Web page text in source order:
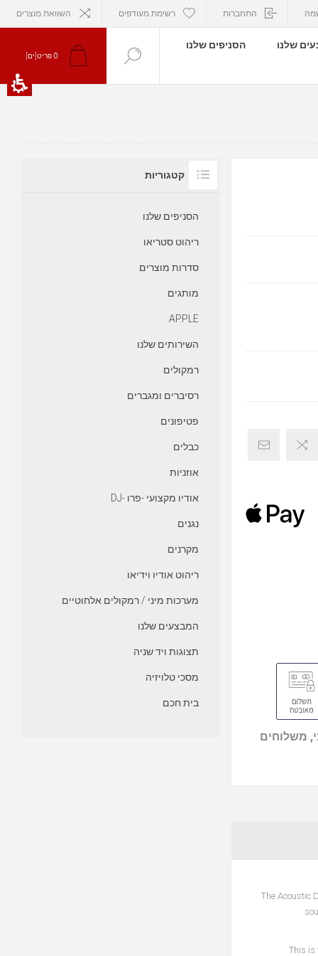
התחברות רשימת מעודפים השוואת מוצרים
שלנו
הסניפים שלנו
0 פריט[ים]
משלוחים
The Acoustic
This is
קטגוריות
הסניפים שלנו
ריהוט סטריאו
סדרות מוצרים
מותגים
APPLE
השירותים שלנו
רמקולים
רסיברים ומגברים
פטיפונים
כבלים
אוזניות
אודיו מקצועי -פרו -DJ
נגנים
מקרנים
ריהוט אודיו וידיאו
מערכות מיני / רמקולים אלחוטיים
המבצעים שלנו
תצוגות ויד שניה
מסכי טלויזיה
בית חכם